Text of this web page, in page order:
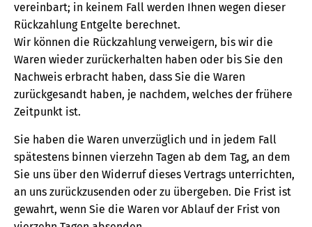
vereinbart; in keinem Fall werden Ihnen wegen dieser
Rückzahlung Entgelte berechnet.
Wir können die Rückzahlung verweigern, bis wir die
Waren wieder zurückerhalten haben oder bis Sie den
Nachweis erbracht haben, dass Sie die Waren
zurückgesandt haben, je nachdem, welches der frühere
Zeitpunkt ist.
Sie haben die Waren unverzüglich und in jedem Fall
spätestens binnen vierzehn Tagen ab dem Tag, an dem
Sie uns über den Widerruf dieses Vertrags unterrichten,
an uns zurückzusenden oder zu übergeben. Die Frist ist
gewahrt, wenn Sie die Waren vor Ablauf der Frist von